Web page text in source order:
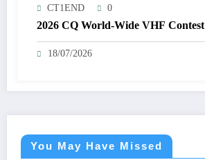
CT1END 0
2026 CQ World-Wide VHF Contest
18/07/2026
You May Have Missed